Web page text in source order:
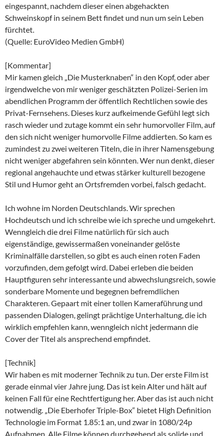
eingespannt, nachdem dieser einen abgehackten
Schweinskopf in seinem Bett findet und nun um sein Leben
fürchtet.
(Quelle: EuroVideo Medien GmbH)
[Kommentar]
Mir kamen gleich „Die Musterknaben“ in den Kopf, oder aber
irgendwelche von mir weniger geschätzten Polizei-Serien im
abendlichen Programm der öffentlich Rechtlichen sowie des
Privat-Fernsehens. Dieses kurz aufkeimende Gefühl legt sich
rasch wieder und zutage kommt ein sehr humorvoller Film, auf
den sich nicht weniger humorvolle Filme addierten. So kam es
zumindest zu zwei weiteren Titeln, die in ihrer Namensgebung
nicht weniger abgefahren sein könnten. Wer nun denkt, dieser
regional angehauchte und etwas stärker kulturell bezogene
Stil und Humor geht an Ortsfremden vorbei, falsch gedacht.
Ich wohne im Norden Deutschlands. Wir sprechen
Hochdeutsch und ich schreibe wie ich spreche und umgekehrt.
Wenngleich die drei Filme natürlich für sich auch
eigenständige, gewissermaßen voneinander gelöste
Kriminalfälle darstellen, so gibt es auch einen roten Faden
vorzufinden, dem gefolgt wird. Dabei erleben die beiden
Hauptfiguren sehr interessante und abwechslungsreich, sowie
sonderbare Momente und begegnen befremdlichen
Charakteren. Gepaart mit einer tollen Kameraführung und
passenden Dialogen, gelingt prächtige Unterhaltung, die ich
wirklich empfehlen kann, wenngleich nicht jedermann die
Cover der Titel als ansprechend empfindet.
[Technik]
Wir haben es mit moderner Technik zu tun. Der erste Film ist
gerade einmal vier Jahre jung. Das ist kein Alter und hält auf
keinen Fall für eine Rechtfertigung her. Aber das ist auch nicht
notwendig. „Die Eberhofer Triple-Box“ bietet High Definition
Technologie im Format 1.85:1 an, und zwar in 1080/24p
Aufnahmen. Alle Filme können durchgehend als solide und